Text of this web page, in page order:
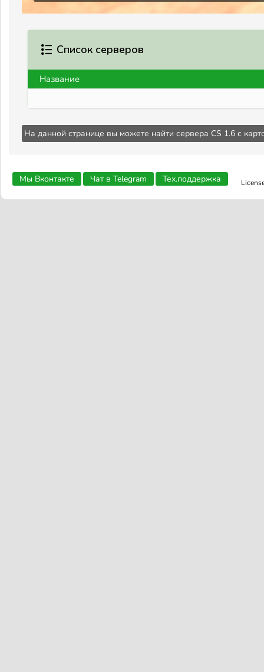
Список серверов
Название
На данной странице вы можете найти сервера CS 1.6 с
Мы Вконтакте Чат в Telegram Тех.поддержка